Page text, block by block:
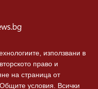
използвани в
право и
на страница от
условия. Всички